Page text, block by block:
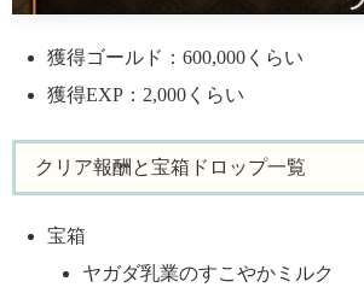
獲得ゴールド：600,000くらい
獲得EXP：2,000くらい
クリア報酬と宝箱ドロップ一覧
宝箱
ヤガダ乳業のすこやかミルク